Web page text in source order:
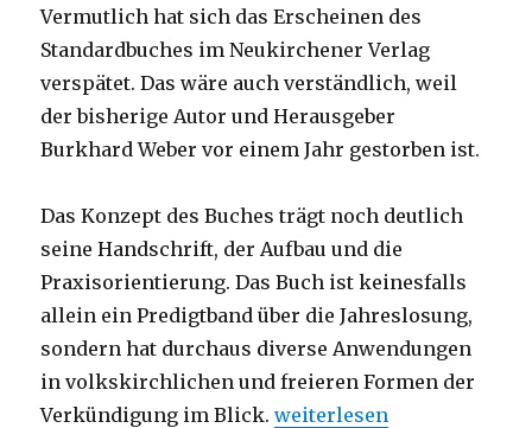
Vermutlich hat sich das Erscheinen des
Standardbuches im Neukirchener Verlag
verspätet. Das wäre auch verständlich, weil
der bisherige Autor und Herausgeber
Burkhard Weber vor einem Jahr gestorben ist.
Das Konzept des Buches trägt noch deutlich
seine Handschrift, der Aufbau und die
Praxisorientierung. Das Buch ist keinesfalls
allein ein Predigtband über die Jahreslosung,
sondern hat durchaus diverse Anwendungen
in volkskirchlichen und freieren Formen der
Verkündigung im Blick.„Vom Durst –
weiterlesen